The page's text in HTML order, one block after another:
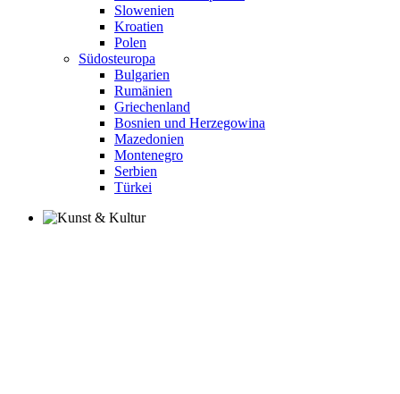
Slowenien
Kroatien
Polen
Südosteuropa
Bulgarien
Rumänien
Griechenland
Bosnien und Herzegowina
Mazedonien
Montenegro
Serbien
Türkei